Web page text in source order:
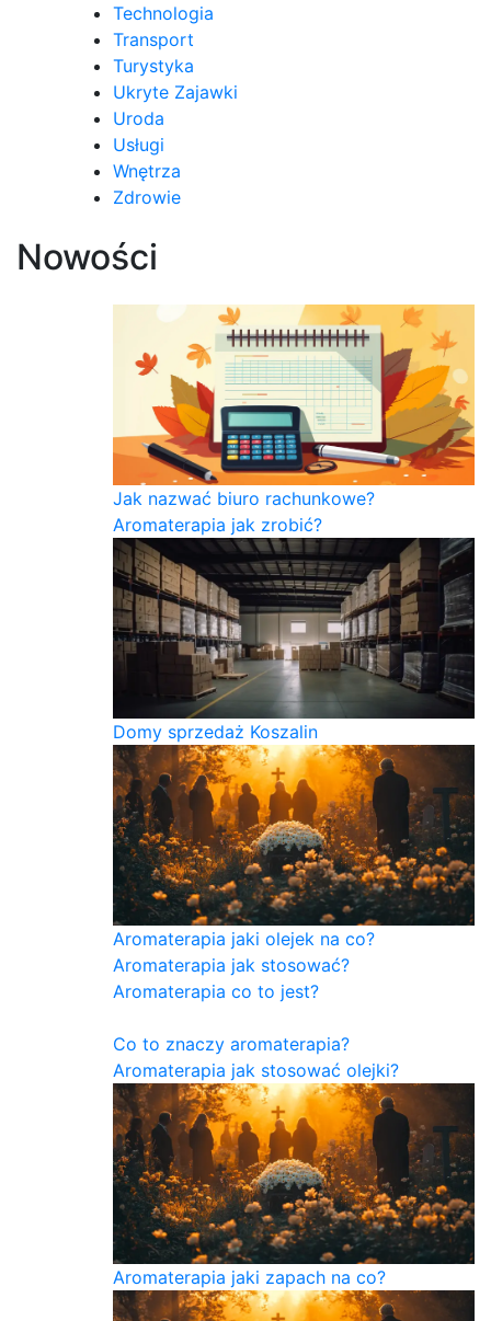
Technologia
Transport
Turystyka
Ukryte Zajawki
Uroda
Usługi
Wnętrza
Zdrowie
Nowości
Jak nazwać biuro rachunkowe?
Aromaterapia jak zrobić?
Domy sprzedaż Koszalin
Aromaterapia jaki olejek na co?
Aromaterapia jak stosować?
Aromaterapia co to jest?
Co to znaczy aromaterapia?
Aromaterapia jak stosować olejki?
Aromaterapia jaki zapach na co?